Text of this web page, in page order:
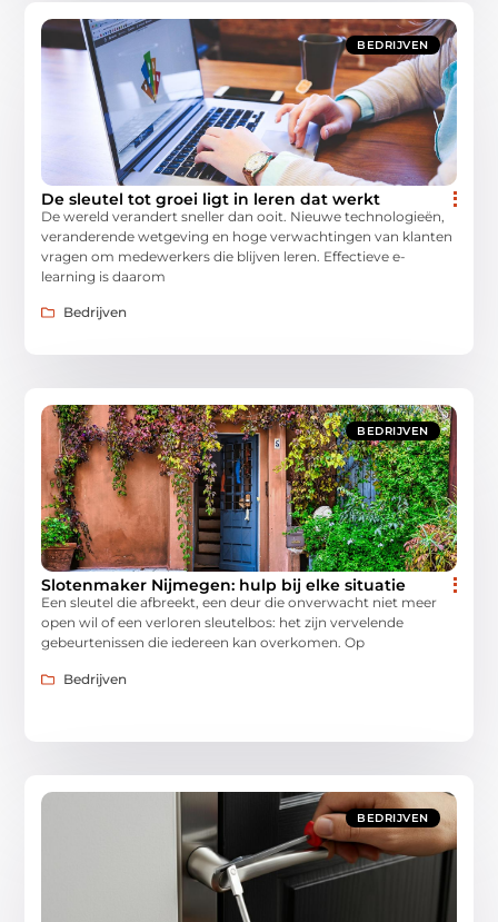
BEDRIJVEN
De sleutel tot groei ligt in leren dat werkt
De wereld verandert sneller dan ooit. Nieuwe technologieën,
veranderende wetgeving en hoge verwachtingen van klanten
vragen om medewerkers die blijven leren. Effectieve e-
learning is daarom
Bedrijven
BEDRIJVEN
Slotenmaker Nijmegen: hulp bij elke situatie
Een sleutel die afbreekt, een deur die onverwacht niet meer
open wil of een verloren sleutelbos: het zijn vervelende
gebeurtenissen die iedereen kan overkomen. Op
Bedrijven
BEDRIJVEN